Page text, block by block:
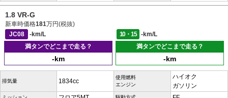
1.8 VR-G
新車時価格181万円(税抜)
JC08
-km/L 10・15
-km/L
満タンでどこまで走る？
-km
満タンでどこまで走る？
-km
排気量 1834cc
使用燃料
エンジン
ハイオク
ガソリン